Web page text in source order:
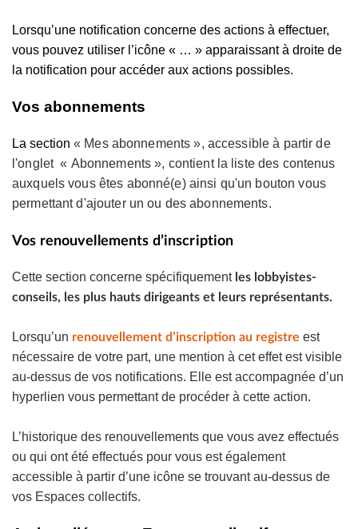
Lorsqu’une notification concerne des actions à effectuer,
vous pouvez utiliser l’icône « … » apparaissant à droite de
la notification pour accéder aux actions possibles.
Vos abonnements
La section « Mes abonnements », accessible à partir de
l'onglet « Abonnements », contient la liste des contenus
auxquels vous êtes abonné(e) ainsi qu'un bouton vous
permettant d'ajouter un ou des abonnements.
Vos renouvellements d’inscription
Cette section concerne spécifiquementles lobbyistes-
conseils, les plus hauts dirigeants et leurs représentants.
Lorsqu’un renouvellement d’inscription au registre est
nécessaire de votre part, une mention à cet effet est visible
au-dessus de vos notifications. Elle est accompagnée d’un
hyperlien vous permettant de procéder à cette action.
L’historique des renouvellements que vous avez effectués
ou qui ont été effectués pour vous est également
accessible à partir d’une icône se trouvant au-dessus de
vos Espaces collectifs.